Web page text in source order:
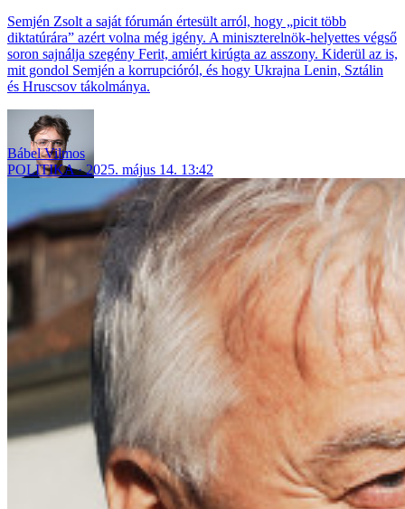
Semjén Zsolt a saját fórumán értesült arról, hogy „picit több
diktatúrára” azért volna még igény. A miniszterelnök-helyettes végső
soron sajnálja szegény Ferit, amiért kirúgta az asszony. Kiderül az is,
mit gondol Semjén a korrupcióról, és hogy Ukrajna Lenin, Sztálin
és Hruscsov tákolmánya.
Bábel Vilmos
POLITIKA
2025. május 14. 13:42